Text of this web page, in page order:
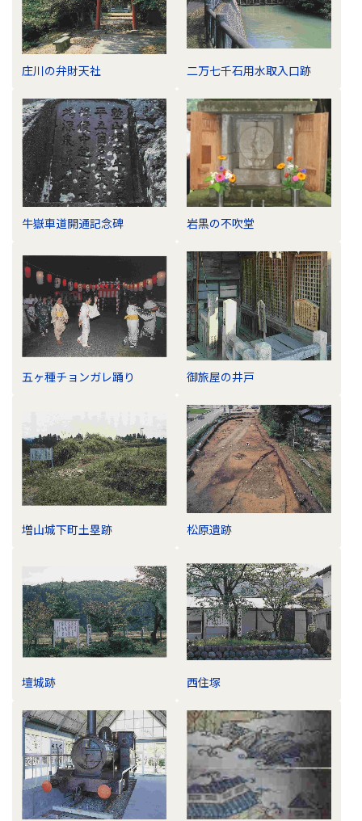
庄川の弁財天社 二万七千石用水取入口跡
牛嶽車道開通記念碑 岩黒の不吹堂
五ヶ種チョンガレ踊り 御旅屋の井戸
増山城下町土塁跡 松原遺跡
壇城跡 西住塚